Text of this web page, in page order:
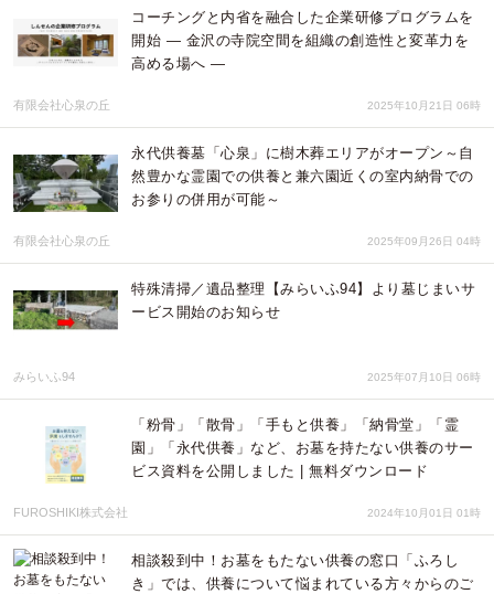
コーチングと内省を融合した企業研修プログラムを
開始 ― 金沢の寺院空間を組織の創造性と変革力を
高める場へ ―
有限会社心泉の丘 2025年10月21日 06時
永代供養墓「心泉」に樹木葬エリアがオープン～自
然豊かな霊園での供養と兼六園近くの室内納骨での
お参りの併用が可能～
有限会社心泉の丘 2025年09月26日 04時
特殊清掃／遺品整理【みらいふ94】より墓じまいサ
ービス開始のお知らせ
みらいふ94 2025年07月10日 06時
「粉骨」「散骨」「手もと供養」「納骨堂」「霊
園」「永代供養」など、お墓を持たない供養のサー
ビス資料を公開しました | 無料ダウンロード
FUROSHIKI株式会社 2024年10月01日 01時
相談殺到中！お墓をもたない供養の窓口「ふろし
き」では、供養について悩まれている方々からのご